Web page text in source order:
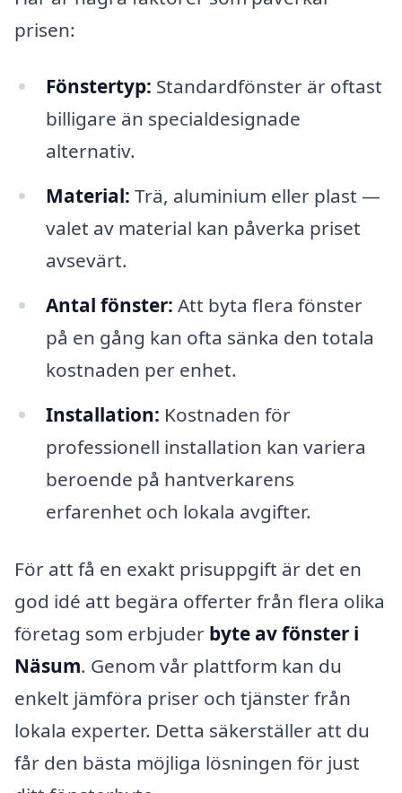
prisen:
Fönstertyp: Standardfönster är oftast
billigare än specialdesignade
alternativ.
Material: Trä, aluminium eller plast —
valet av material kan påverka priset
avsevärt.
Antal fönster: Att byta flera fönster
på en gång kan ofta sänka den totala
kostnaden per enhet.
Installation: Kostnaden för
professionell installation kan variera
beroende på hantverkarens
erfarenhet och lokala avgifter.
För att få en exakt prisuppgift är det en
god idé att begära offerter från flera olika
företag som erbjuder byte av fönster i
Näsum. Genom vår plattform kan du
enkelt jämföra priser och tjänster från
lokala experter. Detta säkerställer att du
får den bästa möjliga lösningen för just